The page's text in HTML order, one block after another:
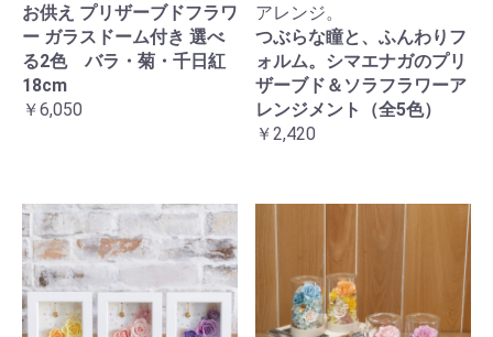
お供え プリザーブドフラワ
ー ガラスドーム付き 選べ
る2色 バラ・菊・千日紅
18cm
￥6,050
アレンジ。
つぶらな瞳と、ふんわりフ
ォルム。シマエナガのプリ
ザーブド＆ソラフラワーア
レンジメント（全5色）
￥2,420